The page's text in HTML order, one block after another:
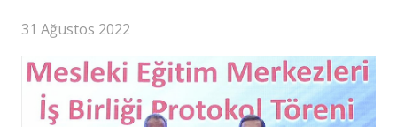
31 Ağustos 2022